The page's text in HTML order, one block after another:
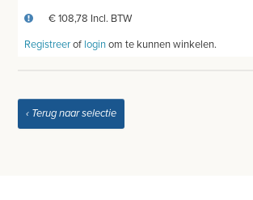
€ 108,78 Incl. BTW
Registreerof loginom te kunnen winkelen.
‹ Terug naar selectie